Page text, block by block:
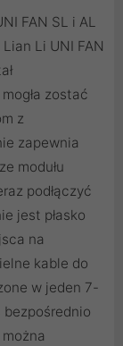
FAN SL i AL
Li UNI FAN
zostać
z
zapewnia
modułu
podłączyć
jest płasko
na
kable do
w jeden 7-
bezpośrednio